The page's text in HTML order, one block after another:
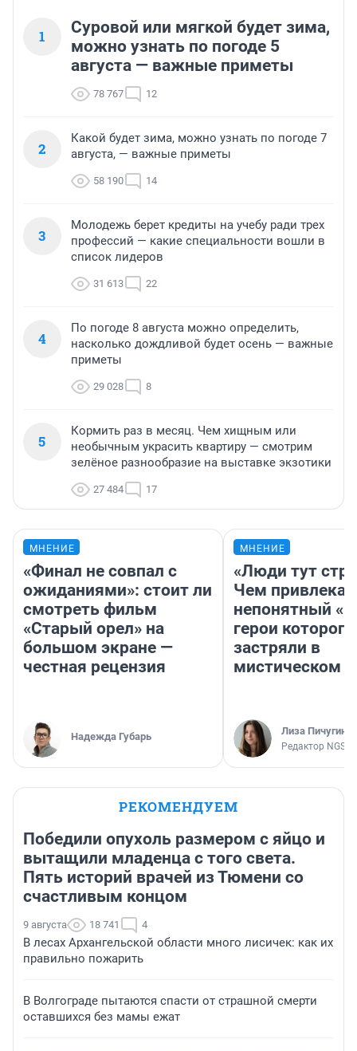
1
Суровой или мягкой будет зима,
можно узнать по погоде 5
августа — важные приметы
78 767 12
2
Какой будет зима, можно узнать по погоде 7
августа, — важные приметы
58 190 14
3
Молодежь берет кредиты на учебу ради трех
профессий — какие специальности вошли в
список лидеров
31 613 22
4
По погоде 8 августа можно определить,
насколько дождливой будет осень — важные
приметы
29 028 8
5
Кормить раз в месяц. Чем хищным или
необычным украсить квартиру — смотрим
зелёное разнообразие на выставке экзотики
27 484 17
МНЕНИЕ
«Финал не совпал с
ожиданиями»: стоит ли
смотреть фильм
«Старый орел» на
большом экране —
честная рецензия
Надежда Губарь
МНЕНИЕ
«Люди тут
Чем
непонятный
герои которого
застряли в
мистическом
Лиза Пичугина
Редактор
РЕКОМЕНДУЕМ
Победили опухоль размером с яйцо и
вытащили младенца с того света.
Пять историй врачей из Тюмени со
счастливым концом
9 августа 18 741 4
В лесах Архангельской области много лисичек: как их
правильно пожарить
В Волгограде пытаются спасти от страшной смерти
оставшихся без мамы ежат